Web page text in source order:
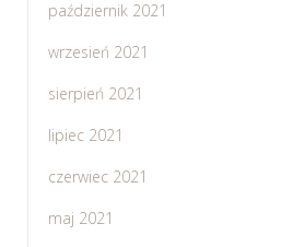
październik 2021
wrzesień 2021
sierpień 2021
lipiec 2021
czerwiec 2021
maj 2021